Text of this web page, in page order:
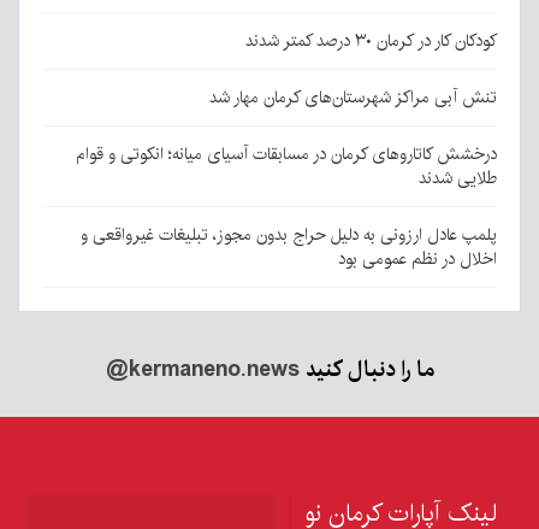
کودکان کار در کرمان ۳۰ درصد کمتر شدند
تنش آبی مراکز شهرستان‌های کرمان مهار شد
درخشش کاتاروهای کرمان در مسابقات آسیای میانه؛ انکوتی و قوام
طلایی شدند
پلمپ عادل ارزونی به دليل حراج بدون مجوز، تبليغات غیرواقعی و
اخلال در نظم عمومی بود
ما را دنبال کنید@kermaneno.news
لینک آپارات کرمان نو